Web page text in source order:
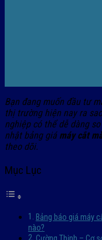
Bạn đang muốn đầu tư
thị trường hiện nay ra
nghiệp có thể dễ dàng
nhật bảng giá máy cắt
theo dõi.
Mục Lục
Bảng báo giá máy
nào?